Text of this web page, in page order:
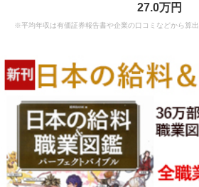
27.0万円
※平均年収は有価証券報告書や企業の口コミなどから算出